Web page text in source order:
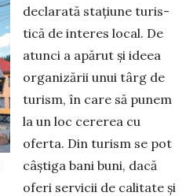
declarată stațiune turis­
tică de interes local. De
atunci a apărut și ide­ea
or­ga­nizării unui târg de
turism, în care să pu­nem
la un loc cererea cu
oferta. Din turism se pot
câștiga bani buni, dacă
oferi servicii de calitate și